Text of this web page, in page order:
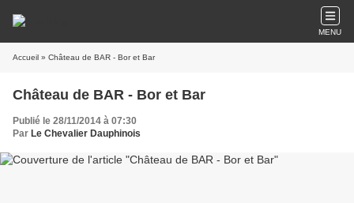
MENU
Accueil » Château de BAR - Bor et Bar
Château de BAR - Bor et Bar
Publié le 28/11/2014 à 07:30
Par Le Chevalier Dauphinois